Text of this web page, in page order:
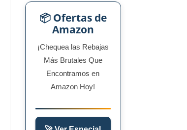
📦 Ofertas de
Amazon
¡Chequea las Rebajas
Más Brutales Que
Encontramos en
Amazon Hoy!